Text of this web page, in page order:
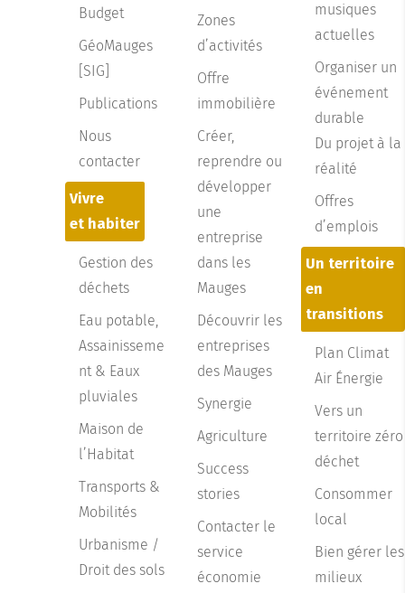
Budget
GéoMauges
[SIG]
Publications
Nous
contacter
Vivre
et habiter
Gestion des
déchets
Eau potable,
Assainisseme
nt & Eaux
pluviales
Maison de
l’Habitat
Transports &
Mobilités
Urbanisme /
Droit des sols
Zones
d’activités
Offre
immobilière
Créer,
reprendre ou
développer
une
entreprise
dans les
Mauges
Découvrir les
entreprises
des Mauges
Synergie
Agriculture
Success
stories
Contacter le
service
économie
musiques
actuelles
Organiser un
événement
durable
Du projet à la
réalité
Offres
d’emplois
Un territoire
en
transitions
Plan Climat
Air Énergie
Vers un
territoire zéro
déchet
Consommer
local
Bien gérer les
milieux